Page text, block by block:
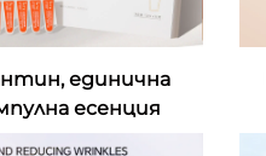
единична
есенция